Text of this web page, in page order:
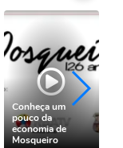
Conheça um
pouco da
economia de
Mosqueiro